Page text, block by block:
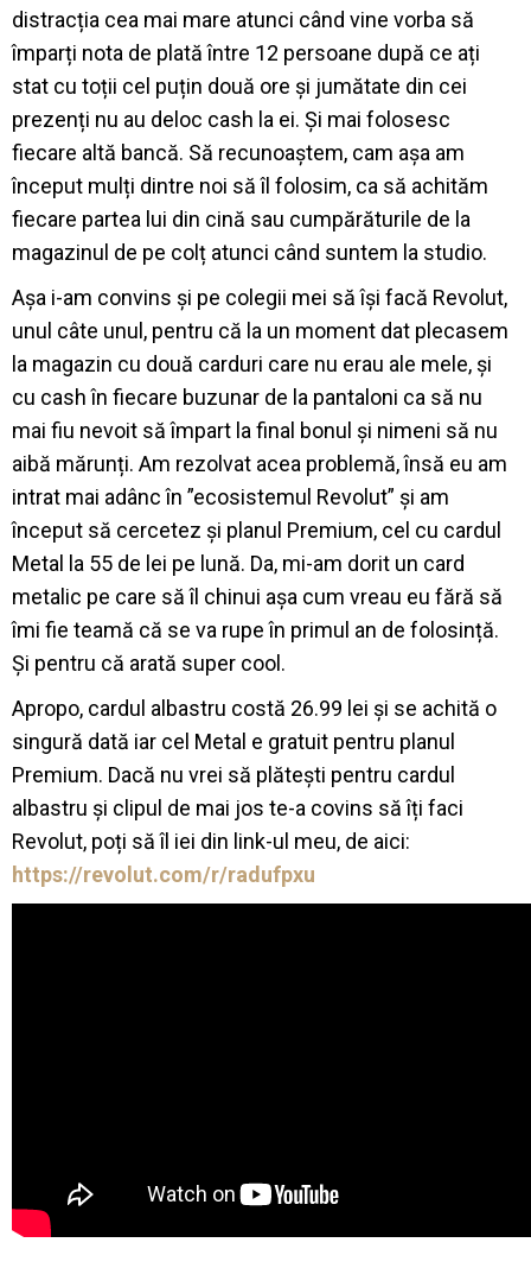
distracția cea mai mare atunci când vine vorba să
împarți nota de plată între 12 persoane după ce ați
stat cu toții cel puțin două ore și jumătate din cei
prezenți nu au deloc cash la ei. Și mai folosesc
fiecare altă bancă. Să recunoaștem, cam așa am
început mulți dintre noi să îl folosim, ca să achităm
fiecare partea lui din cină sau cumpărăturile de la
magazinul de pe colț atunci când suntem la studio.
Așa i-am convins și pe colegii mei să își facă Revolut,
unul câte unul, pentru că la un moment dat plecasem
la magazin cu două carduri care nu erau ale mele, și
cu cash în fiecare buzunar de la pantaloni ca să nu
mai fiu nevoit să împart la final bonul și nimeni să nu
aibă mărunți. Am rezolvat acea problemă, însă eu am
intrat mai adânc în ”ecosistemul Revolut” și am
început să cercetez și planul Premium, cel cu cardul
Metal la 55 de lei pe lună. Da, mi-am dorit un card
metalic pe care să îl chinui așa cum vreau eu fără să
îmi fie teamă că se va rupe în primul an de folosință.
Și pentru că arată super cool.
Apropo, cardul albastru costă 26.99 lei și se achită o
singură dată iar cel Metal e gratuit pentru planul
Premium. Dacă nu vrei să plătești pentru cardul
albastru și clipul de mai jos te-a covins să îți faci
Revolut, poți să îl iei din link-ul meu, de aici:
https://revolut.com/r/radufpxu